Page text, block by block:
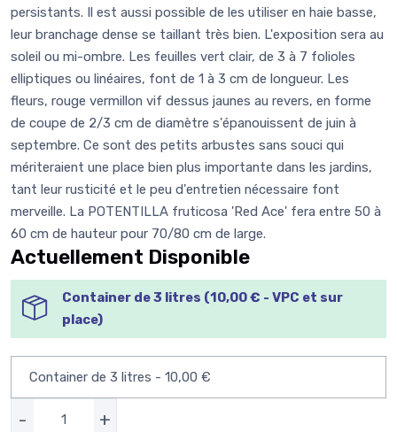
persistants. Il est aussi possible de les utiliser en haie basse,
leur branchage dense se taillant très bien. L'exposition sera au
soleil ou mi-ombre. Les feuilles vert clair, de 3 à 7 folioles
elliptiques ou linéaires, font de 1 à 3 cm de longueur. Les
fleurs, rouge vermillon vif dessus jaunes au revers, en forme
de coupe de 2/3 cm de diamètre s'épanouissent de juin à
septembre. Ce sont des petits arbustes sans souci qui
mériteraient une place bien plus importante dans les jardins,
tant leur rusticité et le peu d'entretien nécessaire font
merveille. La POTENTILLA fruticosa 'Red Ace' fera entre 50 à
60 cm de hauteur pour 70/80 cm de large.
Actuellement Disponible
Container de 3 litres (10,00 € - VPC et sur
place)
- +